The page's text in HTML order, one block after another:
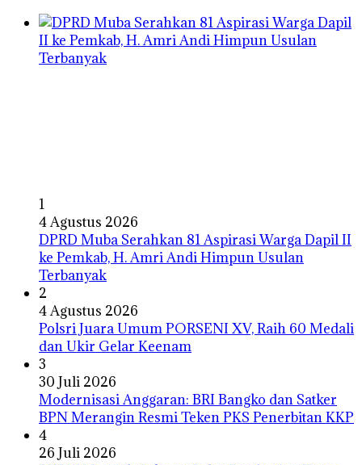
1
4 Agustus 2026
DPRD Muba Serahkan 81 Aspirasi Warga Dapil II
ke Pemkab, H. Amri Andi Himpun Usulan
Terbanyak
2
4 Agustus 2026
Polsri Juara Umum PORSENI XV, Raih 60 Medali
dan Ukir Gelar Keenam
3
30 Juli 2026
Modernisasi Anggaran: BRI Bangko dan Satker
BPN Merangin Resmi Teken PKS Penerbitan KKP
4
26 Juli 2026